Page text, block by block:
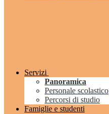
Servizi
Panoramica
Personale scolastico
Percorsi di studio
Famiglie e studenti